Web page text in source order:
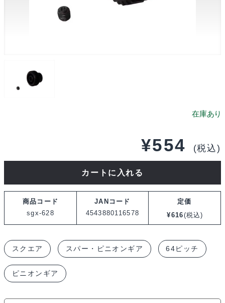
¥554 (税込)
64P
ー
ド
ス
カートに入れる
商品コード
sgx-628
JANコード
4543880116578
定価
¥616(税込)
スクエア スパー・ピニオンギア 64ピッチ
ピニオンギア